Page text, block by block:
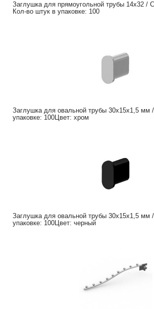
Заглушка для прямоугольной трубы 14х32 /
Кол-во штук в упаковке: 100
Заглушка для овальной трубы 30х15х1,5 мм
упаковке: 100Цвет: хром
Заглушка для овальной трубы 30х15х1,5 мм
упаковке: 100Цвет: черный